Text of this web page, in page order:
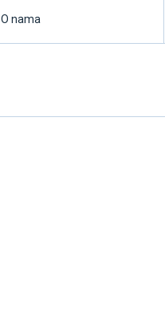
O nama